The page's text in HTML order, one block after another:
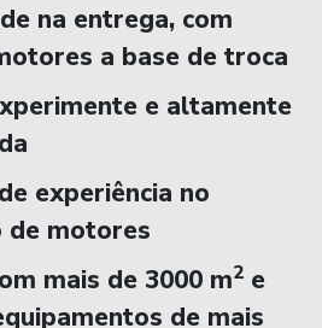
na entrega, com
a base de troca
e altamente
experiência no
de motores
mais de 3000 m2 e
de mais